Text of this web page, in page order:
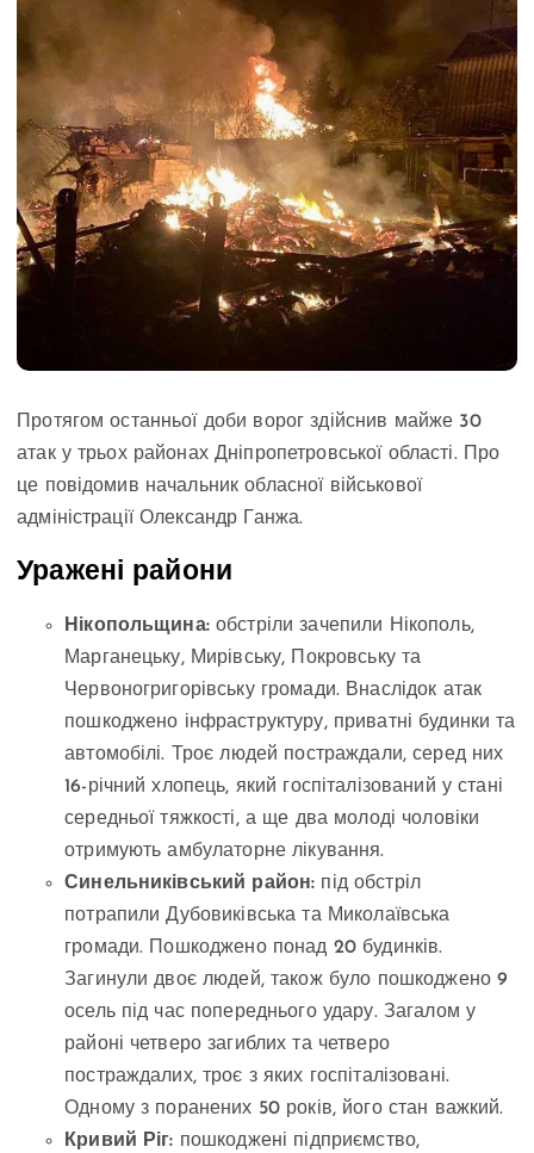
Протягом останньої доби ворог здійснив майже 30
атак у трьох районах Дніпропетровської області. Про
це повідомив начальник обласної військової
адміністрації Олександр Ганжа.
Уражені райони
Нікопольщина:обстріли зачепили Нікополь,
Марганецьку, Мирівську, Покровську та
Червоногригорівську громади. Внаслідок атак
пошкоджено інфраструктуру, приватні будинки та
автомобілі. Троє людей постраждали, серед них
16-річний хлопець, який госпіталізований у стані
середньої тяжкості, а ще два молоді чоловіки
отримують амбулаторне лікування.
Синельниківський район: під обстріл
потрапили Дубовиківська та Миколаївська
громади. Пошкоджено понад 20 будинків.
Загинули двоє людей, також було пошкоджено 9
осель під час попереднього удару. Загалом у
районі четверо загиблих та четверо
постраждалих, троє з яких госпіталізовані.
Одному з поранених 50 років, його стан важкий.
Кривий Ріг: пошкоджені підприємство,